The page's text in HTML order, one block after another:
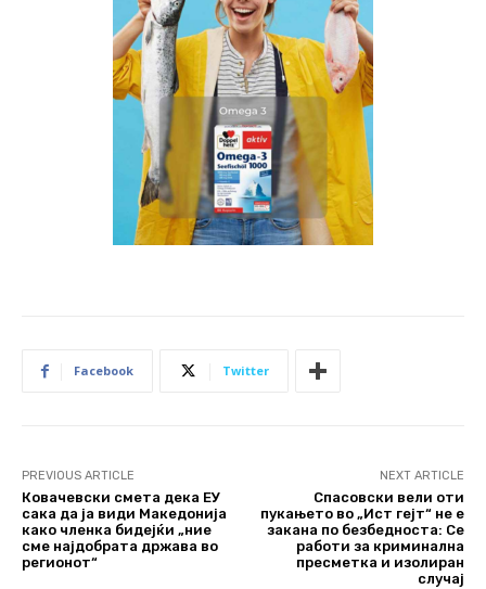
Facebook Twitter
PREVIOUS ARTICLE
Ковачевски смета дека ЕУ
сака да ја види Македонија
како членка бидејќи „ние
сме најдобрата држава во
регионот“
NEXT ARTICLE
Спасовски вели оти
пукањето во „Ист гејт“ не е
закана по безбедноста: Се
работи за криминална
пресметка и изолиран
случај